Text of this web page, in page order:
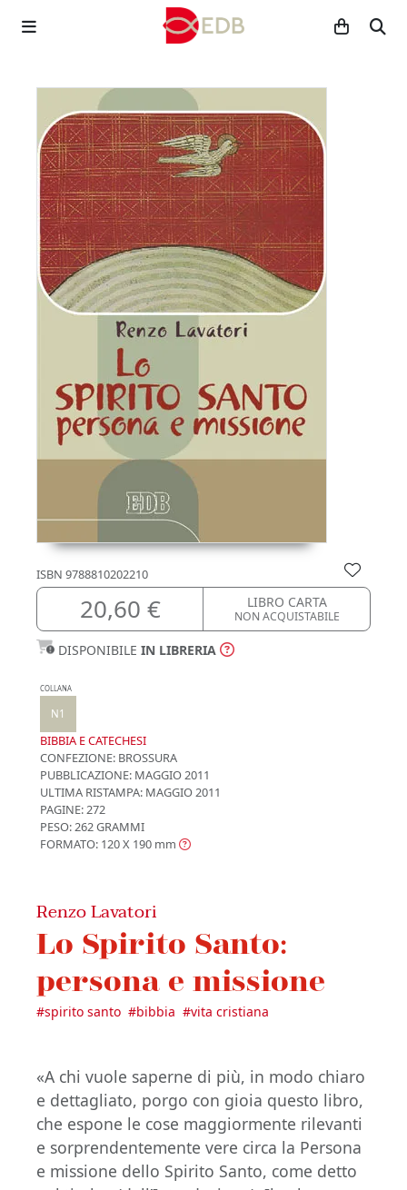
ISBN 9788810202210
20,60 € LIBRO CARTA
NON ACQUISTABILE
DISPONIBILE IN LIBRERIA
COLLANA
N1
BIBBIA E CATECHESI
CONFEZIONE: BROSSURA
PUBBLICAZIONE: MAGGIO 2011
ULTIMA RISTAMPA: MAGGIO 2011
PAGINE: 272
PESO: 262 GRAMMI
FORMATO: 120 X 190 mm
Renzo Lavatori
Lo Spirito Santo:
persona e missione
#spirito santo #bibbia #vita cristiana
«A chi vuole saperne di più, in modo chiaro
e dettagliato, porgo con gioia questo libro,
che espone le cose maggiormente rilevanti
e sorprendentemente vere circa la Persona
e missione dello Spirito Santo, come detto